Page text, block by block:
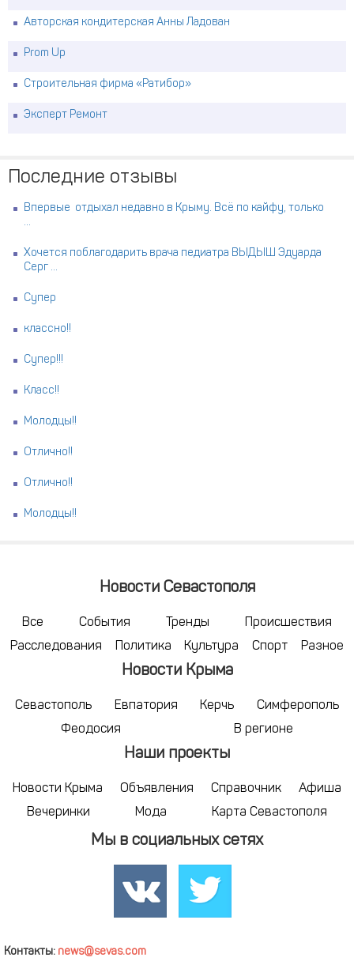
Авторская кондитерская Анны Ладован
Prom Up
Строительная фирма «Ратибор»
Эксперт Ремонт
Последние отзывы
Впервые отдыхал недавно в Крыму. Всё по кайфу, только
...
Хочется поблагодарить врача педиатра ВЫДЫШ Эдуарда
Серг ...
Супер
классно!!
Супер!!!
Класс!!
Молодцы!!
Отлично!!
Отлично!!
Молодцы!!
Новости Севастополя
Все События Тренды
Происшествия
Расследования
Политика Культура Спорт Разное
Новости Крыма
Севастополь Евпатория Керчь
Симферополь
Феодосия
В регионе
Наши проекты
Новости Крыма Объявления Справочник
Афиша
Вечеринки
Мода Карта Севастополя
Мы в социальных сетях
Контакты: news@sevas.com